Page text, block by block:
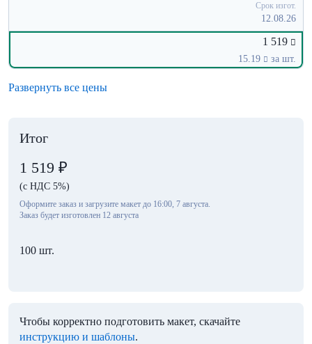
Срок изгот.
12.08.26
1 519
15.19 за шт.
Развернуть все цены
Итог
1 519 ₽
(с НДС 5%)
Оформите заказ и загрузите макет до 16:00, 7 августа.
Заказ будет изготовлен 12 августа
100 шт.
Чтобы корректно подготовить макет, скачайте
инструкцию и шаблоны.